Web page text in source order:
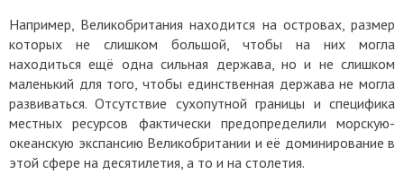
Например, Великобритания находится на островах, размер
которых не слишком большой, чтобы на них могла
находиться ещё одна сильная держава, но и не слишком
маленький для того, чтобы единственная держава не могла
развиваться. Отсутствие сухопутной границы и специфика
местных ресурсов фактически предопределили морскую-
океанскую экспансию Великобритании и её доминирование в
этой сфере на десятилетия, а то и на столетия.